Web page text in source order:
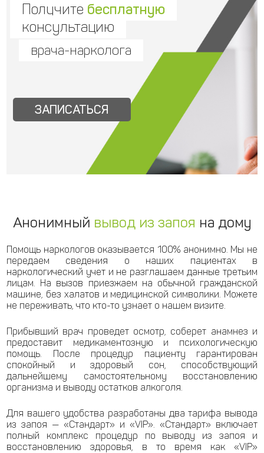
Получите бесплатную
консультацию
врача-нарколога
ЗАПИСАТЬСЯ
Анонимный вывод из запоя на дому
Помощь наркологов оказывается 100% анонимно. Мы не
передаем сведения о наших пациентах в
наркологический учет и не разглашаем данные третьим
лицам. На вызов приезжаем на обычной гражданской
машине, без халатов и медицинской символики. Можете
не переживать, что кто-то узнает о нашем визите.
Прибывший врач проведет осмотр, соберет анамнез и
предоставит медикаментозную и психологическую
помощь. После процедур пациенту гарантирован
спокойный и здоровый сон, способствующий
дальнейшему самостоятельному восстановлению
организма и выводу остатков алкоголя.
Для вашего удобства разработаны два тарифа вывода
из запоя — «Стандарт» и «VIP». «Стандарт» включает
полный комплекс процедур по выводу из запоя и
восстановлению здоровья, в то время как «VIP»